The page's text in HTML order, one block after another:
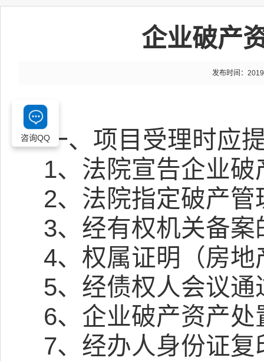
企业破产
发布时间：
一、项目受理时应
1、法院宣告企业破
2、法院指定破产管
3、经有权机关备
4、权属证明（房
5、经债权人会议
6、企业破产资产处
7、经办人身份证
咨询QQ